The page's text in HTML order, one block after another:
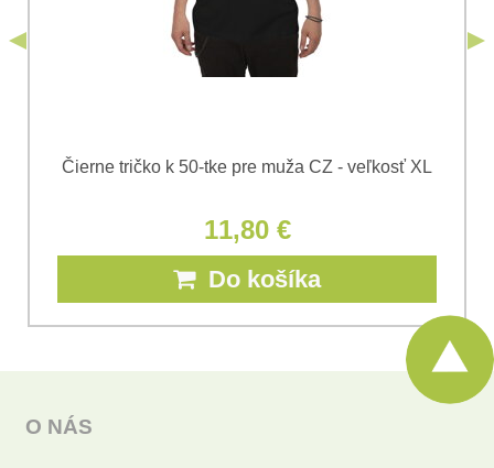
Čierne tričko k 50-tke pre muža CZ - veľkosť XL
11,80 €
Do košíka
O NÁS